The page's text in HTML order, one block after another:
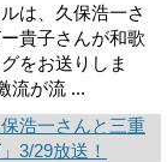
は、久保浩一さ
貴子さんが和歌
をお送りしま
流が流 ...
浩一さんと三重
3/29放送！